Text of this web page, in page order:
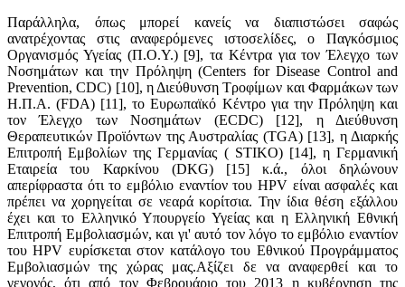
Παράλληλα, όπως μπορεί κανείς να διαπιστώσει σαφώς
ανατρέχοντας στις αναφερόμενες ιστοσελίδες, ο Παγκόσμιος
Οργανισμός Υγείας (Π.Ο.Υ.) [9], τα Κέντρα για τον Έλεγχο των
Νοσημάτων και την Πρόληψη (Centers for Disease Control and
Prevention,CDC) [10], η Διεύθυνση Τροφίμων και Φαρμάκων των
Η.Π.Α. (FDA) [11], το Ευρωπαϊκό Κέντρο για την Πρόληψη και
τον Έλεγχο των Νοσημάτων (ECDC) [12],
η Διεύθυνση
Θεραπευτικών Προϊόντων της Αυστραλίας (TGA) [13], η Διαρκής
Επιτροπή Εμβολίων της Γερμανίας ( STIKO) [14], η Γερμανική
Εταιρεία του Καρκίνου (DKG) [15] κ.ά., όλοι δηλώνουν
απερίφραστα ότι το εμβόλιο εναντίον του HPV είναι ασφαλές και
πρέπει να χορηγείται σε νεαρά κορίτσια. Την ίδια θέση εξάλλου
έχει και το Ελληνικό Υπουργείο Υγείας και η Ελληνική Εθνική
Επιτροπή Εμβολιασμών, και γι' αυτό τον λόγο το εμβόλιο εναντίον
τουHPV ευρίσκεται στον κατάλογο του Εθνικού Προγράμματος
Eμβολιασμών της χώρας μας.Αξίζει δε να αναφερθεί και το
γεγονός, ότι από τον Φεβρουάριο του 2013 η κυβέρνηση της